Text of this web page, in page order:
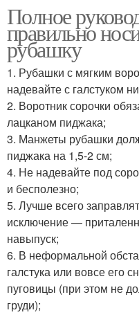
Полное
правильно
рубашку
1. Рубашки с мягким
надевайте с галстуком
2. Воротник сорочки
лацканом пиджака;
3. Манжеты рубашки
пиджака на 1,5-2 см;
4. Не надевайте под
и бесполезно;
5. Лучше всего
исключение —
навыпуск;
6. В неформальной
галстука или вовсе его
пуговицы (при этом не
груди);